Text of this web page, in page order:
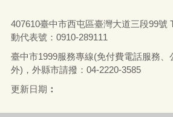
407610臺中市西屯區臺灣大道三段99號
動代表號：0910-289111
臺中市1999服務專線(免付費電話服務、
外)，外縣市請撥：04-2220-3585
更新日期